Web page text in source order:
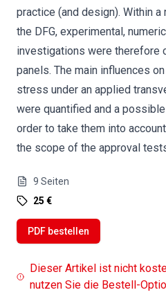
practice (and design). Within
the DFG, experimental,
investigations were therefore
panels. The main influences
stress under an applied
were quantified and a
order to take them into
the scope of the approval
9 Seiten
25 €
PDF bestellen
Dieser Artikel ist nicht
nutzen Sie die Bestell-